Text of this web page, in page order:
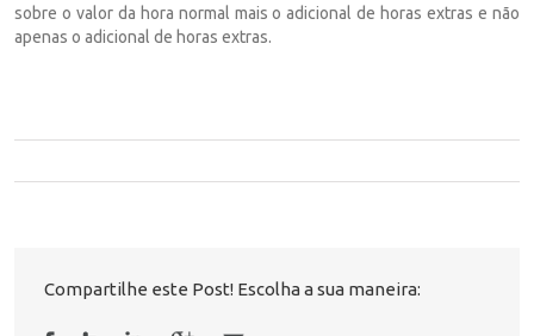
sobre o valor da hora normal mais o adicional de horas extras e não
apenas o adicional de horas extras.
Compartilhe este Post! Escolha a sua maneira: